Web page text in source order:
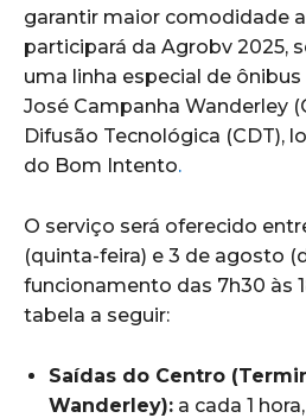
garantir maior comodidade
participará da Agrobv 2025,
uma linha especial de
José Campanha Wanderley
Difusão Tecnológica (CDT),
do Bom Intento.
O serviço será oferecido
(quinta-feira) e 3 de agosto
funcionamento das 7h30 às
tabela a seguir:
Saídas do Centro
Wanderley): a cada 1